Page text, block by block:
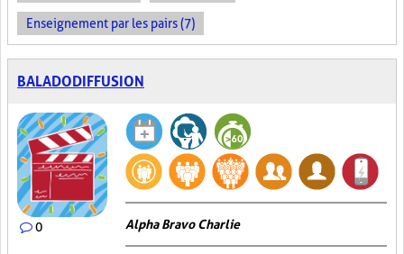
Enseignement par les pairs (7)
BALADODIFFUSION
0 Alpha Bravo Charlie